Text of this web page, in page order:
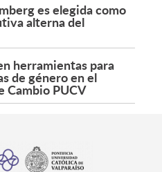
es elegida como
alterna del
herramientas para
de género en el
Cambio PUCV